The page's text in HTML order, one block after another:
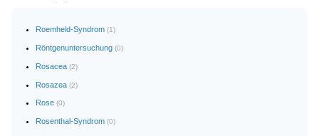
Roemheld-Syndrom (1)
Röntgenuntersuchung (0)
Rosacea (2)
Rosazea (2)
Rose (0)
Rosenthal-Syndrom (0)